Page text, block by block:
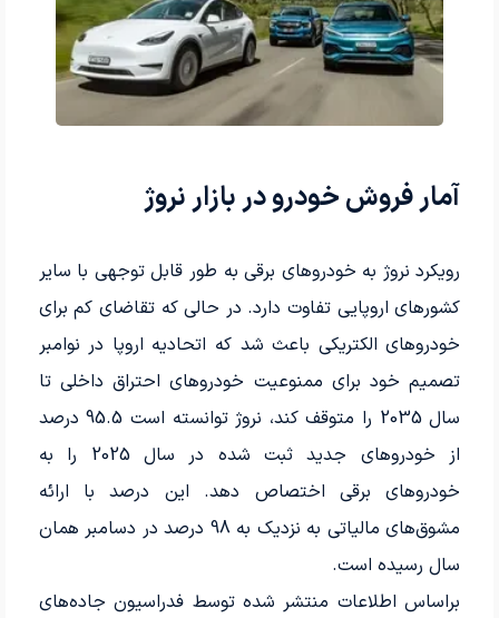
آمار فروش خودرو در بازار نروژ
رویکرد نروژ به خودروهای برقی به طور قابل توجهی با سایر
کشورهای اروپایی تفاوت دارد. در حالی که تقاضای کم برای
خودروهای الکتریکی باعث شد که اتحادیه اروپا در نوامبر
تصمیم خود برای ممنوعیت خودروهای احتراق داخلی تا
سال 2035 را متوقف کند، نروژ توانسته است 95.5 درصد
از خودروهای جدید ثبت شده در سال 2025 را به
خودروهای برقی اختصاص دهد. این درصد با ارائه
مشوق‌های مالیاتی به نزدیک به 98 درصد در دسامبر همان
سال رسیده است.
براساس اطلاعات منتشر شده توسط فدراسیون جاده‌های